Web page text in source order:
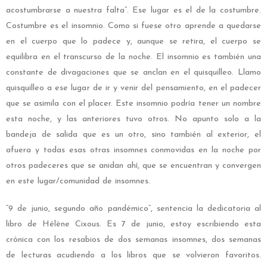
acostumbrarse a nuestra falta”. Ese lugar es el de la costumbre.
Costumbre es el insomnio. Como si fuese otro aprende a quedarse
en el cuerpo que lo padece y, aunque se retira, el cuerpo se
equilibra en el transcurso de la noche. El insomnio es también una
constante de divagaciones que se anclan en el quisquilleo. Llamo
quisquilleo a ese lugar de ir y venir del pensamiento, en el padecer
que se asimila con el placer. Este insomnio podría tener un nombre
esta noche, y las anteriores tuvo otros. No apunto solo a la
bandeja de salida que es un otro, sino también al exterior, el
afuera y todas esas otras insomnes conmovidas en la noche por
otros padeceres que se anidan ahí, que se encuentran y convergen
en este lugar/comunidad de insomnes.
“9 de junio, segundo año pandémico”, sentencia la dedicatoria al
libro de Hélène Cixous. Es 7 de junio, estoy escribiendo esta
crónica con los resabios de dos semanas insomnes, dos semanas
de lecturas acudiendo a los libros que se volvieron favoritos.